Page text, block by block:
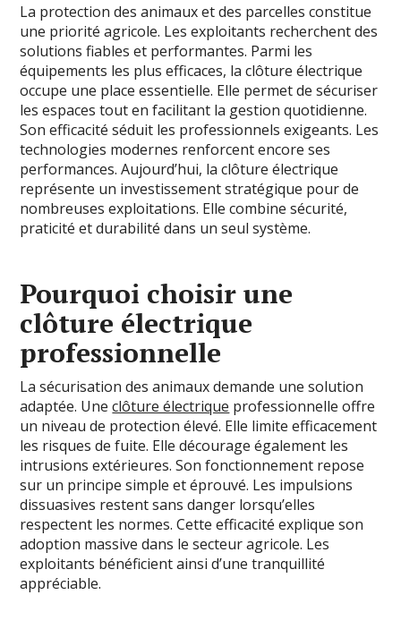
La protection des animaux et des parcelles constitue
une priorité agricole. Les exploitants recherchent des
solutions fiables et performantes. Parmi les
équipements les plus efficaces, la clôture électrique
occupe une place essentielle. Elle permet de sécuriser
les espaces tout en facilitant la gestion quotidienne.
Son efficacité séduit les professionnels exigeants. Les
technologies modernes renforcent encore ses
performances. Aujourd’hui, la clôture électrique
représente un investissement stratégique pour de
nombreuses exploitations. Elle combine sécurité,
praticité et durabilité dans un seul système.
Pourquoi choisir une
clôture électrique
professionnelle
La sécurisation des animaux demande une solution
adaptée. Uneclôture électrique professionnelle offre
un niveau de protection élevé. Elle limite efficacement
les risques de fuite. Elle décourage également les
intrusions extérieures. Son fonctionnement repose
sur un principe simple et éprouvé. Les impulsions
dissuasives restent sans danger lorsqu’elles
respectent les normes. Cette efficacité explique son
adoption massive dans le secteur agricole. Les
exploitants bénéficient ainsi d’une tranquillité
appréciable.